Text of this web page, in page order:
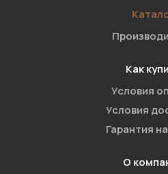
Как
Условия
Условия
Гарантия
О